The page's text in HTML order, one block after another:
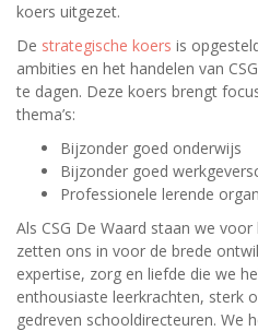
koers uitgezet.
De strategische koers is
ambities en het handelen van
te dagen. Deze koers brengt
thema’s:
Bijzonder goed onderwijs
Bijzonder goed
Professionele lerende
Als CSG De Waard staan we
zetten ons in voor de brede
expertise, zorg en liefde die we
enthousiaste leerkrachten, sterk
gedreven schooldirecteuren. We